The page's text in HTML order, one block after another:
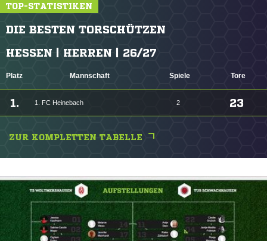
TOP-STATISTIKEN
DIE BESTEN TORSCHÜTZEN
HESSEN | HERREN | 26/27
Platz Mannschaft Spiele Tore
1. 1. FC Heinebach 2 23
ZUR KOMPLETTEN TABELLE